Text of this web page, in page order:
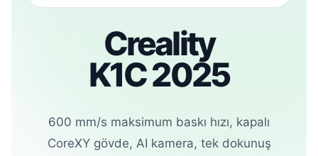
Creality
K1C 2025
600 mm/s maksimum baskı hızı, kapalı
CoreXY gövde, AI kamera, tek dokunuş